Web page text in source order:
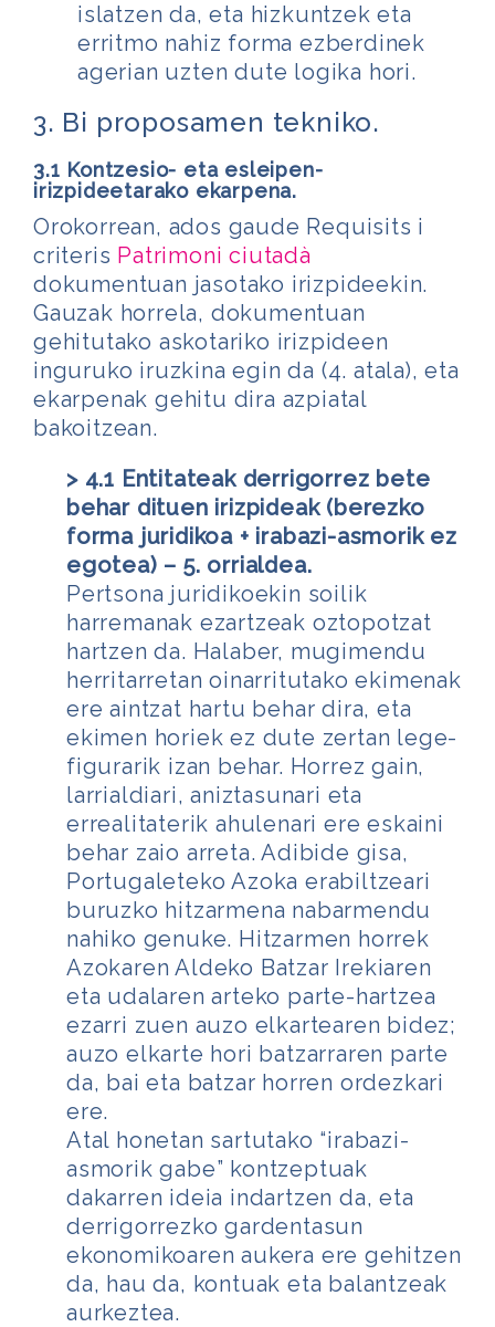
islatzen da, eta hizkuntzek eta
erritmo nahiz forma ezberdinek
agerian uzten dute logika hori.
3. Bi proposamen tekniko.
3.1 Kontzesio- eta esleipen-
irizpideetarako ekarpena.
Orokorrean, ados gaude Requisits i
criteris Patrimoni ciutadà
dokumentuan jasotako irizpideekin.
Gauzak horrela, dokumentuan
gehitutako askotariko irizpideen
inguruko iruzkina egin da (4. atala), eta
ekarpenak gehitu dira azpiatal
bakoitzean.
> 4.1 Entitateak derrigorrez bete
behar dituen irizpideak (berezko
forma juridikoa + irabazi-asmorik ez
egotea) – 5. orrialdea.
Pertsona juridikoekin soilik
harremanak ezartzeak oztopotzat
hartzen da. Halaber, mugimendu
herritarretan oinarritutako ekimenak
ere aintzat hartu behar dira, eta
ekimen horiek ez dute zertan lege-
figurarik izan behar. Horrez gain,
larrialdiari, aniztasunari eta
errealitaterik ahulenari ere eskaini
behar zaio arreta. Adibide gisa,
Portugaleteko Azoka erabiltzeari
buruzko hitzarmena nabarmendu
nahiko genuke. Hitzarmen horrek
Azokaren Aldeko Batzar Irekiaren
eta udalaren arteko parte-hartzea
ezarri zuen auzo elkartearen bidez;
auzo elkarte hori batzarraren parte
da, bai eta batzar horren ordezkari
ere.
Atal honetan sartutako “irabazi-
asmorik gabe” kontzeptuak
dakarren ideia indartzen da, eta
derrigorrezko gardentasun
ekonomikoaren aukera ere gehitzen
da, hau da, kontuak eta balantzeak
aurkeztea.